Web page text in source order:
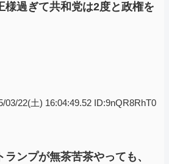
様過ぎて共和党は2度と政権を
03/22(土) 16:04:49.52 ID:9nQR8RhT0
ンプが無茶苦茶やっても、